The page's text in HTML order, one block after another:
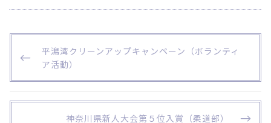
投
稿
ナ
ビ
P
R
E
V
I
平潟湾クリーンアップキャンペーン（ボランティ
ア活動）
N
神奈川県新人大会第５位入賞（柔道部）